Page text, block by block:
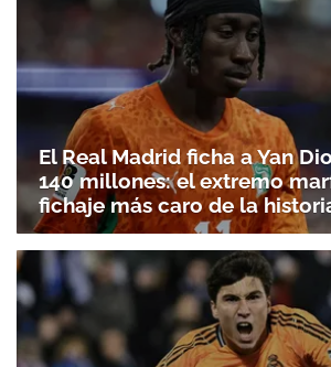
El Real Madrid ficha a Yan
140 millones: el extremo
fichaje más caro de la